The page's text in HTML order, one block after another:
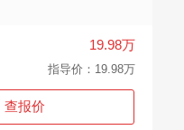
19.98万
指导价：19.98万
查报价